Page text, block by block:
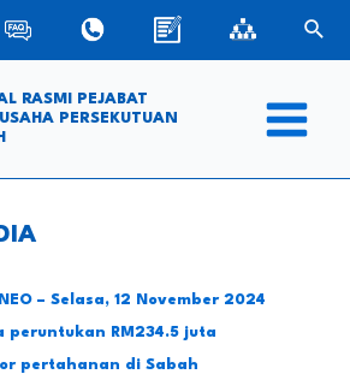
RASMI PEJABAT
PERSEKUTUAN
Main
– Selasa, 12 November 2024
peruntukan RM234.5 juta
pertahanan di Sabah